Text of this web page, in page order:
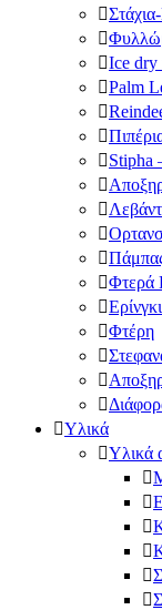
Ice dry
Palm
Stipha
Φτερά
Φτέρη
Υλικά
Υλικά